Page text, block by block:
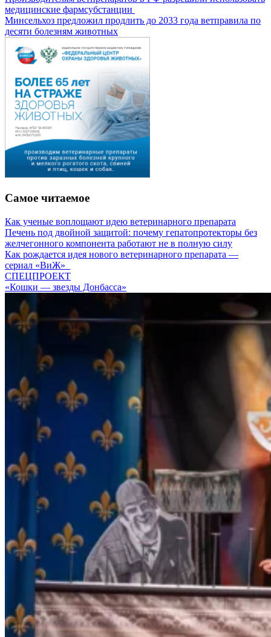
медицинские фармсубстанции
Минсельхоз предложил продлить до 2033 года ветправила по
десяти болезням животных
Самое читаемое
Как ученые воплощают идею ветеринарного препарата
Печень под двойной защитой: почему гепатопротекторы без
желчегонного компонента работают не в полную силу
Как рождается идея нового ветеринарного препарата —
сериал «ВиЖ»
СПЕЦПРОЕКТ
«Кошки — звезды Донбасса»